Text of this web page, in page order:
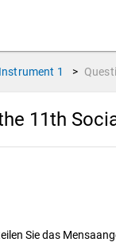
Instrument 1 >
11th
Sie das